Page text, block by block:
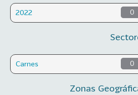
2022 0
Carnes 0
Zonas